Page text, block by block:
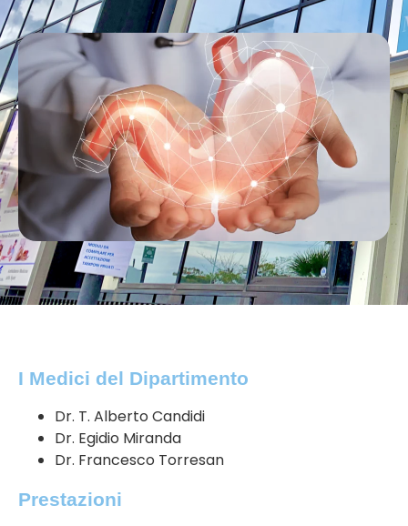
I Medici del Dipartimento
Dr. T. Alberto Candidi
Dr. Egidio Miranda
Dr. Francesco Torresan
Prestazioni